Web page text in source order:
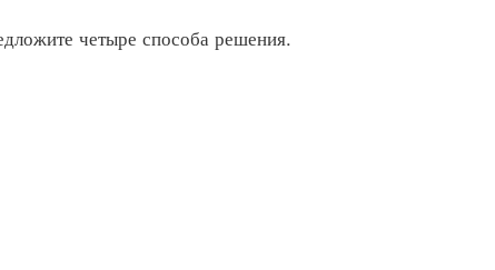
четыре способа решения.